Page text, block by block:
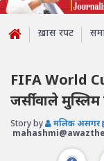
ख़ास रपट
FIFA World
जर्सी वाले
Story by मलिक असगर